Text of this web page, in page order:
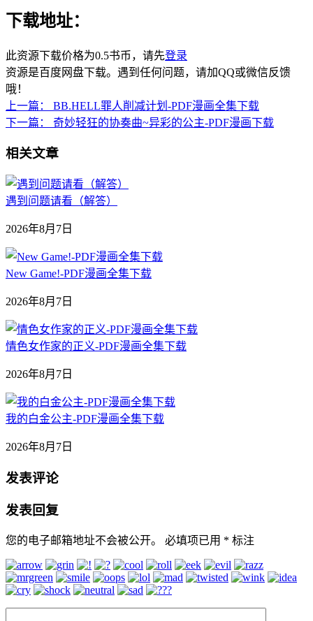
下载地址：
此资源下载价格为0.5书币，请先登录
资源是百度网盘下载。遇到任何问题，请加QQ或微信反馈
哦！
上一篇：
BB.HELL罪人削减计划-PDF漫画全集下载
下一篇：
奇妙轻狂的协奏曲~异彩的公主-PDF漫画下载
相关文章
遇到问题请看（解答）
2026年8月7日
New Game!-PDF漫画全集下载
2026年8月7日
情色女作家的正义-PDF漫画全集下载
2026年8月7日
我的白金公主-PDF漫画全集下载
2026年8月7日
发表评论
发表回复
您的电子邮箱地址不会被公开。 必填项已用 * 标注